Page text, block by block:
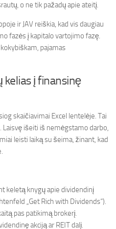
o ne tik pažadų apie ateitį.
ir JAV reiškia, kad vis daugiau
fazės į kapitalo vartojimo fazę.
pajamas
kelias į finansinę
skaičiavimai Excel lentelėje. Tai
Laisvę išeiti iš nemėgstamo darbo,
leisti laiką su šeima, žinant, kad
keletą knygų apie dividendinį
„Get Rich with Dividends“).
pas patikimą brokerį.
akciją ar REIT dalį.